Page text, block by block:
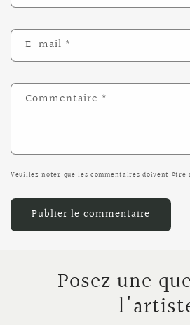
E-mail *
Commentaire *
Veuillez noter que les commentaires doivent être
Posez une